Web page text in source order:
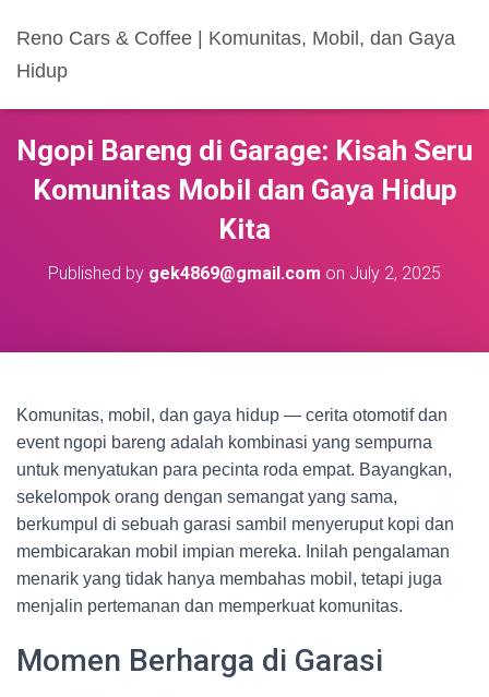
Reno Cars & Coffee | Komunitas, Mobil, dan Gaya
Hidup
Ngopi Bareng di Garage: Kisah Seru
Komunitas Mobil dan Gaya Hidup
Kita
Published by gek4869@gmail.com on July 2, 2025
Komunitas, mobil, dan gaya hidup — cerita otomotif dan
event ngopi bareng adalah kombinasi yang sempurna
untuk menyatukan para pecinta roda empat. Bayangkan,
sekelompok orang dengan semangat yang sama,
berkumpul di sebuah garasi sambil menyeruput kopi dan
membicarakan mobil impian mereka. Inilah pengalaman
menarik yang tidak hanya membahas mobil, tetapi juga
menjalin pertemanan dan memperkuat komunitas.
Momen Berharga di Garasi